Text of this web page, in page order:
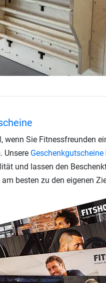
wenn Sie Fitnessfreunden
Unsere Geschenkgutscheine
und lassen den
besten zu den eigenen